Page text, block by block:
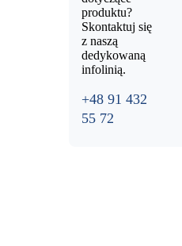
produktu?
Skontaktuj się
z naszą
dedykowaną
infolinią.
+48 91 432
55 72